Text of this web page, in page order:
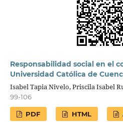
Responsabilidad social en el
Universidad Católica de
Isabel Tapia Nivelo, Priscila Isabel
99-106
PDF HTML